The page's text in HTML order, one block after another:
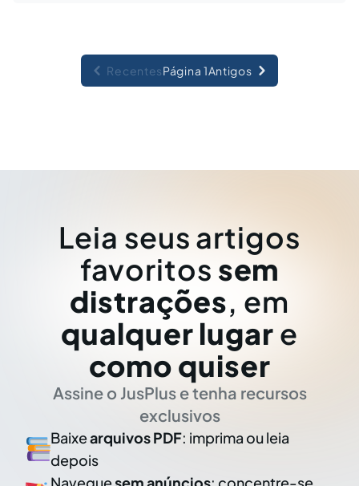
RecentesPágina 1Antigos
Leia seus artigos
favoritos sem
distrações, em
qualquer lugar e
como quiser
Assine o JusPlus e tenha recursos
exclusivos
Baixearquivos PDF: imprima ou leia
depois